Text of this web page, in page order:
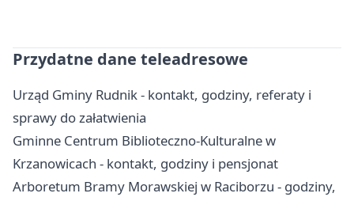
Przydatne dane teleadresowe
Urząd Gminy Rudnik - kontakt, godziny, referaty i
sprawy do załatwienia
Gminne Centrum Biblioteczno-Kulturalne w
Krzanowicach - kontakt, godziny i pensjonat
Arboretum Bramy Morawskiej w Raciborzu - godziny,